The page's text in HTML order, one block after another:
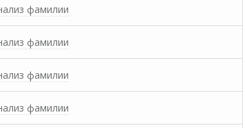
фамилии
фамилии
фамилии
фамилии